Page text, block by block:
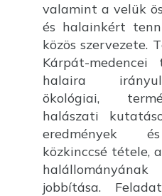
valamint a velük
és halainkért
közös szervezete.
Kárpát-medencei
halaira
ökológiai,
halászati
eredmények
közkinccsé tétele,
jobbítása.